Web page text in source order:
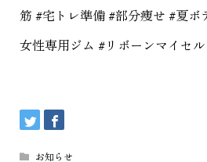
筋 #宅トレ準備 #部分痩せ #夏ボ
女性専用ジム #リボーンマイセ
お知らせ